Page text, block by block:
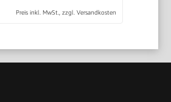
Preis inkl. MwSt., zzgl. Versandkosten